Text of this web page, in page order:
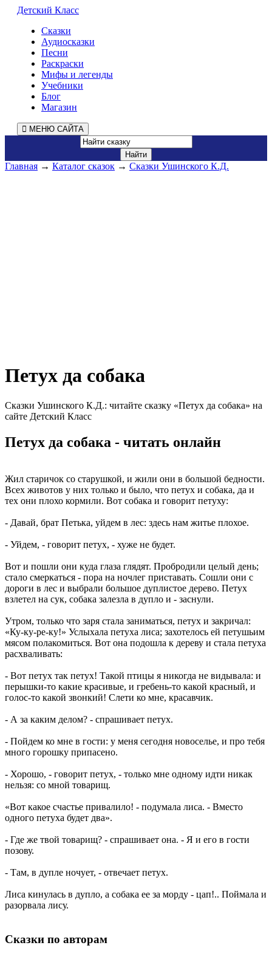
Детский Класс
Сказки
Аудиосказки
Песни
Раскраски
Мифы и легенды
Учебники
Блог
Магазин
МЕНЮ САЙТА
Главная → Каталог сказок → Сказки Ушинского К.Д.
Петух да собака
Сказки Ушинского К.Д.: читайте сказку «Петух да собака» на
сайте Детский Класс
Петух да собака - читать онлайн
Жил старичок со старушкой, и жили они в большой бедности.
Всех животов у них только и было, что петух и собака, да и
тех они плохо кормили. Вот собака и говорит петуху:
- Давай, брат Петька, уйдем в лес: здесь нам житье плохое.
- Уйдем, - говорит петух, - хуже не будет.
Вот и пошли они куда глаза глядят. Пробродили целый день;
стало смеркаться - пора на ночлег приставать. Сошли они с
дороги в лес и выбрали большое дуплистое дерево. Петух
взлетел на сук, собака залезла в дупло и - заснули.
Утром, только что заря стала заниматься, петух и закричал:
«Ку-ку-ре-ку!» Услыхала петуха лиса; захотелось ей петушьим
мясом полакомиться. Вот она подошла к дереву и стала петуха
расхваливать:
- Вот петух так петух! Такой птицы я никогда не видывала: и
перышки-то какие красивые, и гребень-то какой красный, и
голос-то какой звонкий! Слети ко мне, красавчик.
- А за каким делом? - спрашивает петух.
- Пойдем ко мне в гости: у меня сегодня новоселье, и про тебя
много горошку припасено.
- Хорошо, - говорит петух, - только мне одному идти никак
нельзя: со мной товарищ.
«Вот какое счастье привалило! - подумала лиса. - Вместо
одного петуха будет два».
- Где же твой товарищ? - спрашивает она. - Я и его в гости
позову.
- Там, в дупле ночует, - отвечает петух.
Лиса кинулась в дупло, а собака ее за морду - цап!.. Поймала и
разорвала лису.
Сказки по авторам